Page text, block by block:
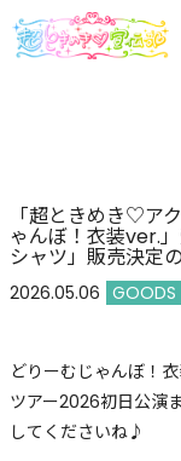
「超ときめき♡ア
ゃんぼ！衣装ver.
シャツ」販売決定
2026.05.06 GOODS
どりーむじゃんぼ！
ツアー2026初日公演
してくださいね♪